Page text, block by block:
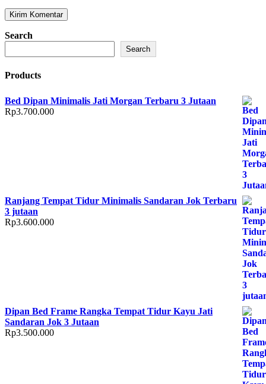
Search
Search
Products
Bed Dipan Minimalis Jati Morgan Terbaru 3 Jutaan
Rp3.700.000
Ranjang Tempat Tidur Minimalis Sandaran Jok Terbaru
3 jutaan
Rp3.600.000
Dipan Bed Frame Rangka Tempat Tidur Kayu Jati
Sandaran Jok 3 Jutaan
Rp3.500.000